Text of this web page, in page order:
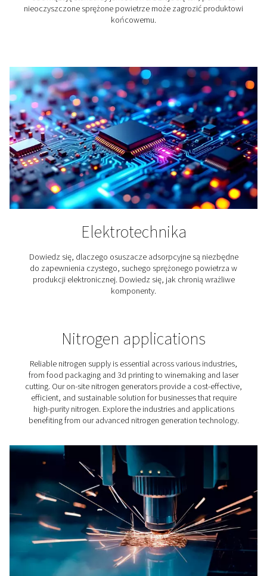
Produkcja cementu
wszędzie wokół nas. Nasz współczesny świat
wyobrażenia bez niego. Dlatego sensowne jest, aby
powietrze odgrywało ważną rolę w produkcji
w przypadku sprężonego powietrza do produkcji
obowiązują standardy jakościowe. Dzieje się tak,
nieoczyszczone sprężone powietrze może zagrozić
końcowemu.